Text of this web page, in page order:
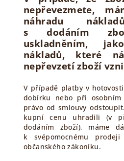
nepřevezmete,
náhradu
s dodáním
uskladněním,
nákladů, které
nepřevzetí zboží
V případě platby v
dobírku nebo při
právo od smlouvy
kupní cenu uhradili (v
dodáním zboží), máme
k svépomocnému
občanského zákoníku.